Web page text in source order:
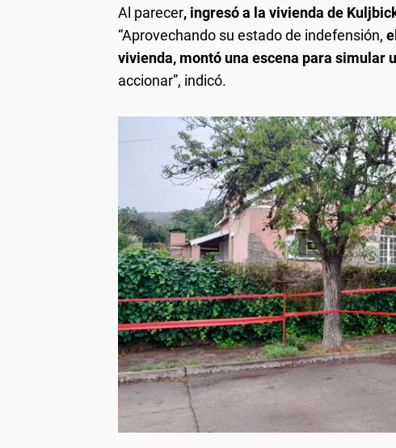
Al parecer, ingresó a la vivienda de
“Aprovechando su estado de indefensión,
vivienda, montó una escena para simular
accionar”, indicó.